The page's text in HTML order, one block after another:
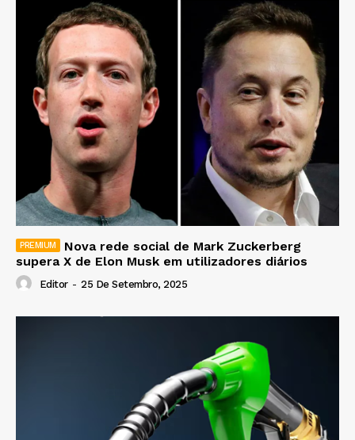
Nova rede social de Mark Zuckerberg
supera X de Elon Musk em utilizadores diários
Editor - 25 De Setembro, 2025